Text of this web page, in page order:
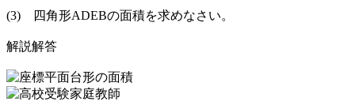
(3) 四角形ADEBの面積を求めなさい。
解説解答